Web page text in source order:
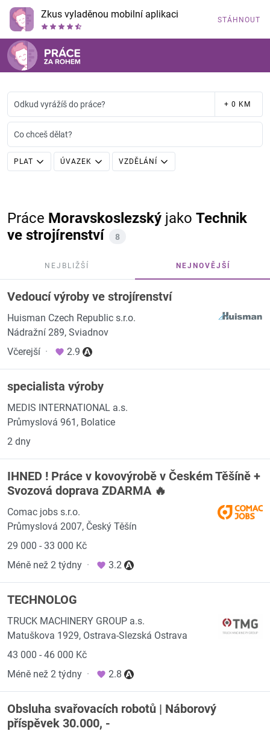
Zkus vyladěnou mobilní aplikaci STÁHNOUT
Odkud vyrážíš do práce? + 0 KM
Co chceš dělat?
PLAT ÚVAZEK VZDĚLÁNÍ
Práce Moravskoslezský jako Technik
ve strojírenství
8
NEJBLIŽŠÍ NEJNOVĚJŠÍ
Vedoucí výroby ve strojírenství
Huisman Czech Republic s.r.o.
Nádražní 289, Sviadnov
Včerejší · 2.9
specialista výroby
MEDIS INTERNATIONAL a.s.
Průmyslová 961, Bolatice
2 dny
IHNED ! Práce v kovovýrobě v Českém Těšíně +
Svozová doprava ZDARMA 🔥
Comac jobs s.r.o.
Průmyslová 2007, Český Těšín
29 000 - 33 000 Kč
Méně než 2 týdny · 3.2
TECHNOLOG
TRUCK MACHINERY GROUP a.s.
Matuškova 1929, Ostrava-Slezská Ostrava
43 000 - 46 000 Kč
Méně než 2 týdny · 2.8
Obsluha svařovacích robotů | Náborový
příspěvek 30.000, -